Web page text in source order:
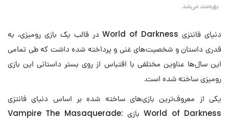
بهره‌مند می‌شد
دنیای فانتزی World of Darkness در قالب یک بازی رومیزی، به
قدری داستان و شخصیت‌های غنی و پرداخته شده داشت که طی تمامی
این سال‌ها عناوین مختلفی با اقتباس از روی بستر داستانی این بازی
رومیزی ساخته شده است.
یکی از معروف‌ترین بازی‌های ساخته شده بر اساس دنیای فانتزی
World of Darkness بازی Vampire The Masaquerade: